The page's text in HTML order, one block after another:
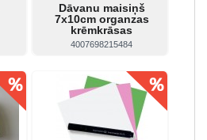
Dāvanu maisiņš
7x10cm organzas
krēmkrāsas
4007698215484